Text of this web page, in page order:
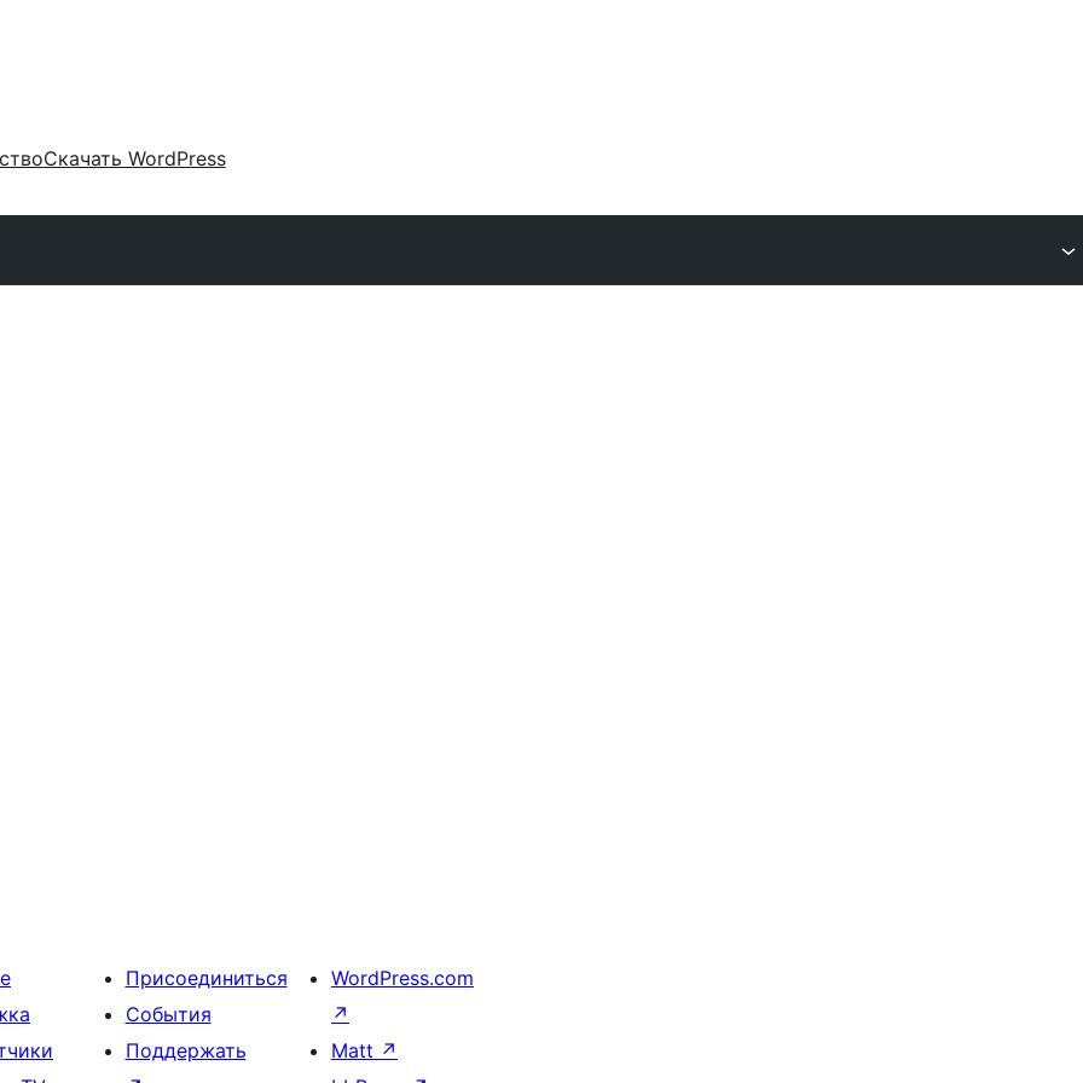
Скачать WordPress
Присоединиться
События
Поддержать
WordPress.com
↗
Matt ↗